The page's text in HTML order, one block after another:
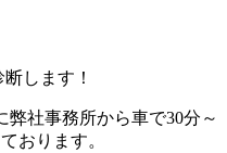
社事務所から車で30分～
おります。